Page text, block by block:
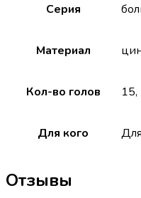
Серия
Материал
Кол-во голов
Для кого
Отзывы